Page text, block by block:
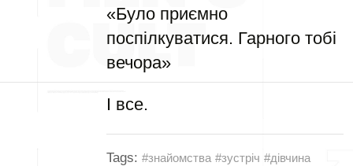
«Було приємно
поспілкуватися. Гарного тобі
вечора»
І все.
Tags: #знайомства #зустріч #дівчина